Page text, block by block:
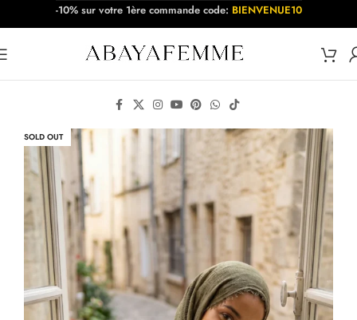
-10% sur votre 1ère commande code: BIENVENUE10
SOLD OUT